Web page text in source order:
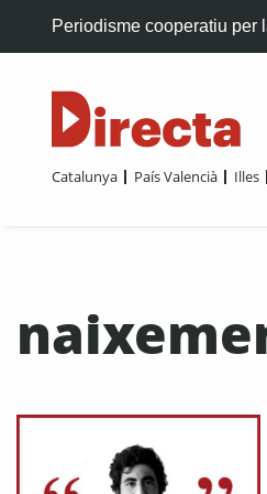
Periodisme cooperatiu per
Catalunya País Valencià Illes